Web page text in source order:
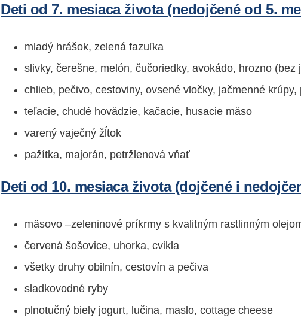
Deti od 7. mesiaca života (nedojčené od 5.
mladý hrášok, zelená fazuľka
slivky, čerešne, melón, čučoriedky, avokádo, hrozno (bez
chlieb, pečivo, cestoviny, ovsené vločky, jačmenné
teľacie, chudé hovädzie, kačacie, husacie mäso
varený vaječný žĺtok
pažítka, majorán, petržlenová vňať
Deti od 10. mesiaca života (dojčené i
mäsovo –zeleninové príkrmy s kvalitným rastlinným
červená šošovice, uhorka, cvikla
všetky druhy obilnín, cestovín a pečiva
sladkovodné ryby
plnotučný biely jogurt, lučina, maslo, cottage cheese